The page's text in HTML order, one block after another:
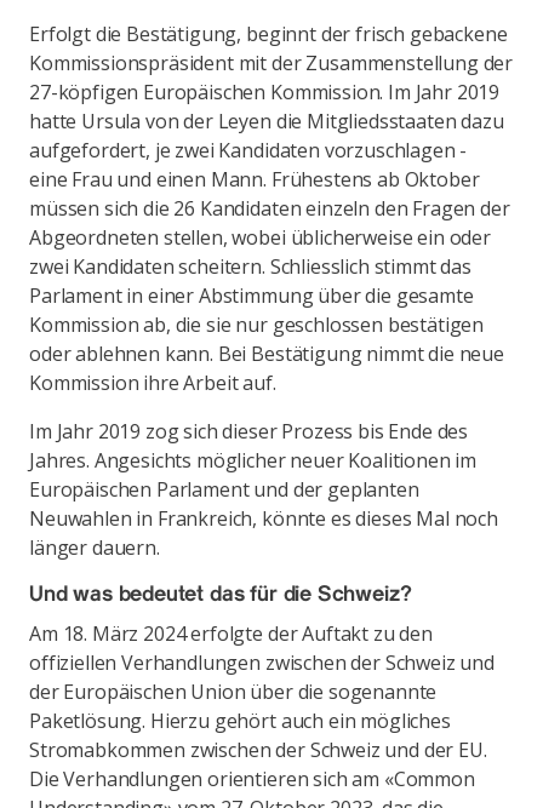
Erfolgt die Bestätigung, beginnt der frisch gebackene
Kommissionspräsident mit der Zusammenstellung der
27-köpfigen Europäischen Kommission. Im Jahr 2019
hatte Ursula von der Leyen die Mitgliedsstaaten dazu
aufgefordert, je zwei Kandidaten vorzuschlagen -
eine Frau und einen Mann. Frühestens ab Oktober
müssen sich die 26 Kandidaten einzeln den Fragen der
Abgeordneten stellen, wobei üblicherweise ein oder
zwei Kandidaten scheitern. Schliesslich stimmt das
Parlament in einer Abstimmung über die gesamte
Kommission ab, die sie nur geschlossen bestätigen
oder ablehnen kann. Bei Bestätigung nimmt die neue
Kommission ihre Arbeit auf.
Im Jahr 2019 zog sich dieser Prozess bis Ende des
Jahres. Angesichts möglicher neuer Koalitionen im
Europäischen Parlament und der geplanten
Neuwahlen in Frankreich, könnte es dieses Mal noch
länger dauern.
Und was bedeutet das für die Schweiz?
Am 18. März 2024 erfolgte der Auftakt zu den
offiziellen Verhandlungen zwischen der Schweiz und
der Europäischen Union über die sogenannte
Paketlösung. Hierzu gehört auch ein mögliches
Stromabkommen zwischen der Schweiz und der EU.
Die Verhandlungen orientieren sich am «Common